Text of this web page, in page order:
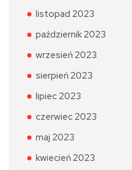
listopad 2023
październik 2023
wrzesień 2023
sierpień 2023
lipiec 2023
czerwiec 2023
maj 2023
kwiecień 2023